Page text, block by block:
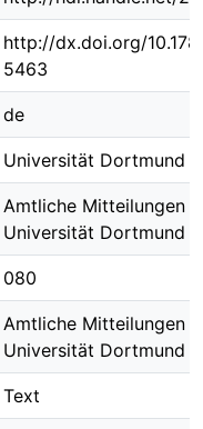
http://dx.doi.org/
5463
de
Universität Dortmund
Amtliche Mitteilungen
Universität Dortmund ;
080
Amtliche Mitteilungen
Universität Dortmund
Text